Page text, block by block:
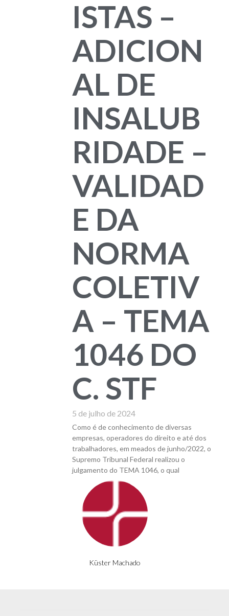
Küster Machado
ISTAS –
ADICION
AL DE
INSALUB
RIDADE –
VALIDAD
E DA
NORMA
COLETIV
A – TEMA
1046 DO
C. STF
5 de julho de 2024
Como é de conhecimento de diversas
empresas, operadores do direito e até dos
trabalhadores, em meados de junho/2022, o
Supremo Tribunal Federal realizou o
julgamento do TEMA 1046, o qual